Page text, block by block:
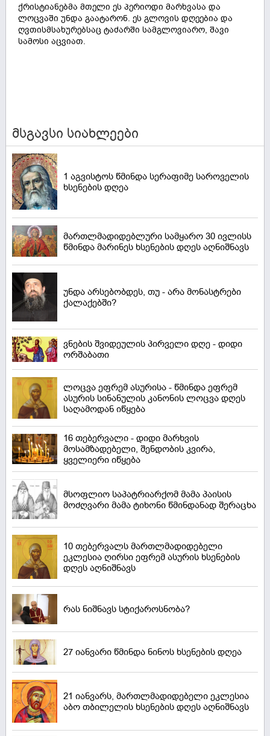
ქრისტიანებმა მთელი ეს პერიოდი მარხვასა და
ლოცვაში უნდა გაატარონ. ეს გლოვის დღეებია და
ღვთისმსახურებსაც ტაძარში სამგლოვიარო, შავი
სამოსი აცვიათ.
მსგავსი სიახლეები
1 აგვისტოს წმინდა სერაფიმე საროველის
ხსენების დღეა
მართლმადიდებლური სამყარო 30 ივლისს
წმინდა მარინეს ხსენების დღეს აღნიშნავს
უნდა არსებობდეს, თუ - არა მონასტრები
ქალაქებში?
ვნების შვიდეულის პირველი დღე - დიდი
ორშაბათი
ლოცვა ეფრემ ასურისა - წმინდა ეფრემ
ასურის სინანულის კანონის ლოცვა დღეს
საღამოდან იწყება
16 თებერვალი - დიდი მარხვის
მოსამზადებელი, შენდობის კვირა,
ყველიერი იწყება
მსოფლიო საპატრიარქომ მამა პაისის
მოძღვარი მამა ტიხონი წმინდანად შერაცხა
10 თებერვალს მართლმადიდებელი
ეკლესია ღირსი ეფრემ ასურის ხსენების
დღეს აღნიშნავს
რას ნიშნავს სტიქაროსნობა?
27 იანვარი წმინდა ნინოს ხსენების დღეა
21 იანვარს, მართლმადიდებელი ეკლესია
აბო თბილელის ხსენების დღეს აღნიშნავს